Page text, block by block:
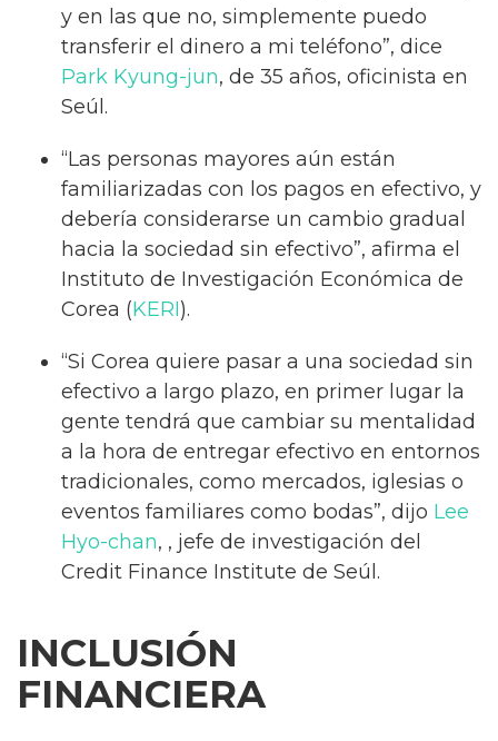
y en las que no, simplemente puedo
transferir el dinero a mi teléfono”, dice
Park Kyung-jun, de 35 años, oficinista en
Seúl.
“Las personas mayores aún están
familiarizadas con los pagos en efectivo, y
debería considerarse un cambio gradual
hacia la sociedad sin efectivo”, afirma el
Instituto de Investigación Económica de
Corea (KERI).
“Si Corea quiere pasar a una sociedad sin
efectivo a largo plazo, en primer lugar la
gente tendrá que cambiar su mentalidad
a la hora de entregar efectivo en entornos
tradicionales, como mercados, iglesias o
eventos familiares como bodas”, dijo Lee
Hyo-chan, , jefe de investigación del
Credit Finance Institute de Seúl.
INCLUSIÓN
FINANCIERA